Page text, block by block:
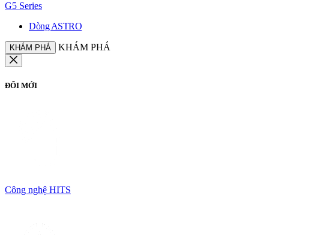
G5 Series
Dòng ASTRO
KHÁM PHÁ KHÁM PHÁ
ĐỔI MỚI
Công nghệ HITS